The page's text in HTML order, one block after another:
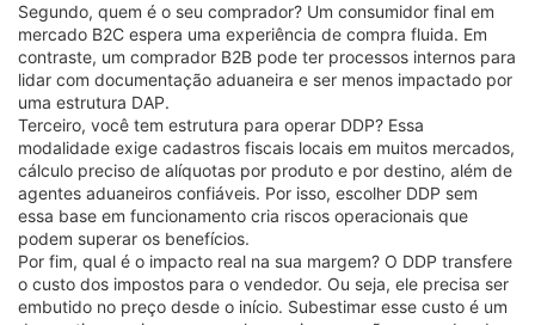
Segundo, quem é o seu comprador? Um consumidor final em
mercado B2C espera uma experiência de compra fluida. Em
contraste, um comprador B2B pode ter processos internos para
lidar com documentação aduaneira e ser menos impactado por
uma estrutura DAP.
Terceiro, você tem estrutura para operar DDP? Essa
modalidade exige cadastros fiscais locais em muitos mercados,
cálculo preciso de alíquotas por produto e por destino, além de
agentes aduaneiros confiáveis. Por isso, escolher DDP sem
essa base em funcionamento cria riscos operacionais que
podem superar os benefícios.
Por fim, qual é o impacto real na sua margem? O DDP transfere
o custo dos impostos para o vendedor. Ou seja, ele precisa ser
embutido no preço desde o início. Subestimar esse custo é um